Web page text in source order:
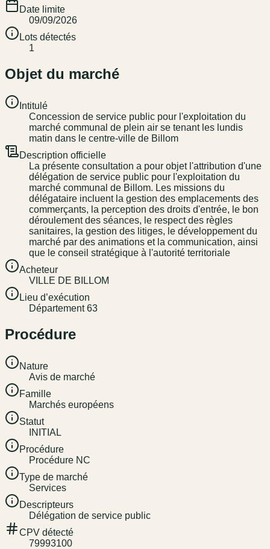
Date limite
09/09/2026
Lots détectés
1
Objet du marché
Intitulé
Concession de service public pour l'exploitation du
marché communal de plein air se tenant les lundis
matin dans le centre-ville de Billom
Description officielle
La présente consultation a pour objet l'attribution d'une
délégation de service public pour l'exploitation du
marché communal de Billom. Les missions du
délégataire incluent la gestion des emplacements des
commerçants, la perception des droits d'entrée, le bon
déroulement des séances, le respect des règles
sanitaires, la gestion des litiges, le développement du
marché par des animations et la communication, ainsi
que le conseil stratégique à l'autorité territoriale
Acheteur
VILLE DE BILLOM
Lieu d’exécution
Département 63
Procédure
Nature
Avis de marché
Famille
Marchés européens
Statut
INITIAL
Procédure
Procédure NC
Type de marché
Services
Descripteurs
Délégation de service public
CPV détecté
79993100